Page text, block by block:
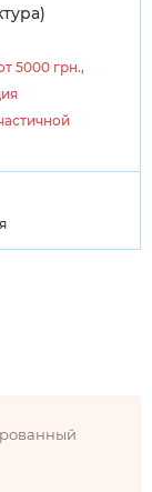
5000 грн.,